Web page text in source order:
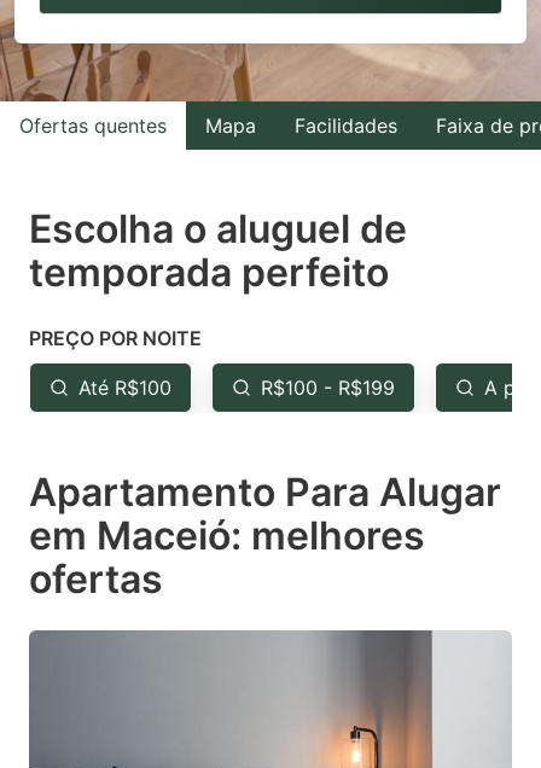
to
interact
with
the
select
a
Press
the
question
key
to
get
the
keyboard
to
interact
with
the
select
a
the
question
key
to
keyboard
for
changing
Ofertas quentes Mapa Facilidades Faixa de
Escolha o aluguel de
temporada perfeito
PREÇO POR NOITE
Até R$100 R$100 - R$199 A
Apartamento Para Alugar
em Maceió: melhores
ofertas